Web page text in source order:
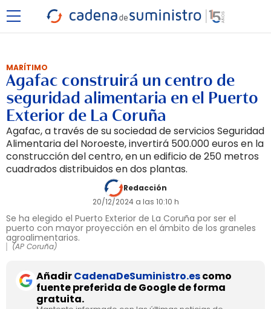
MARÍTIMO
Agafac construirá un centro de
seguridad alimentaria en el Puerto
Exterior de La Coruña
Agafac, a través de su sociedad de servicios Seguridad
Alimentaria del Noroeste, invertirá 500.000 euros en la
construcción del centro, en un edificio de 250 metros
cuadrados distribuidos en dos plantas.
Redacción
20/12/2024 a las 10:10 h
Se ha elegido el Puerto Exterior de La Coruña por ser el
puerto con mayor proyección en el ámbito de los graneles
agroalimentarios.
(AP Coruña)
AñadirCadenaDeSuministro.escomo
fuente preferida de Google de forma
gratuita.